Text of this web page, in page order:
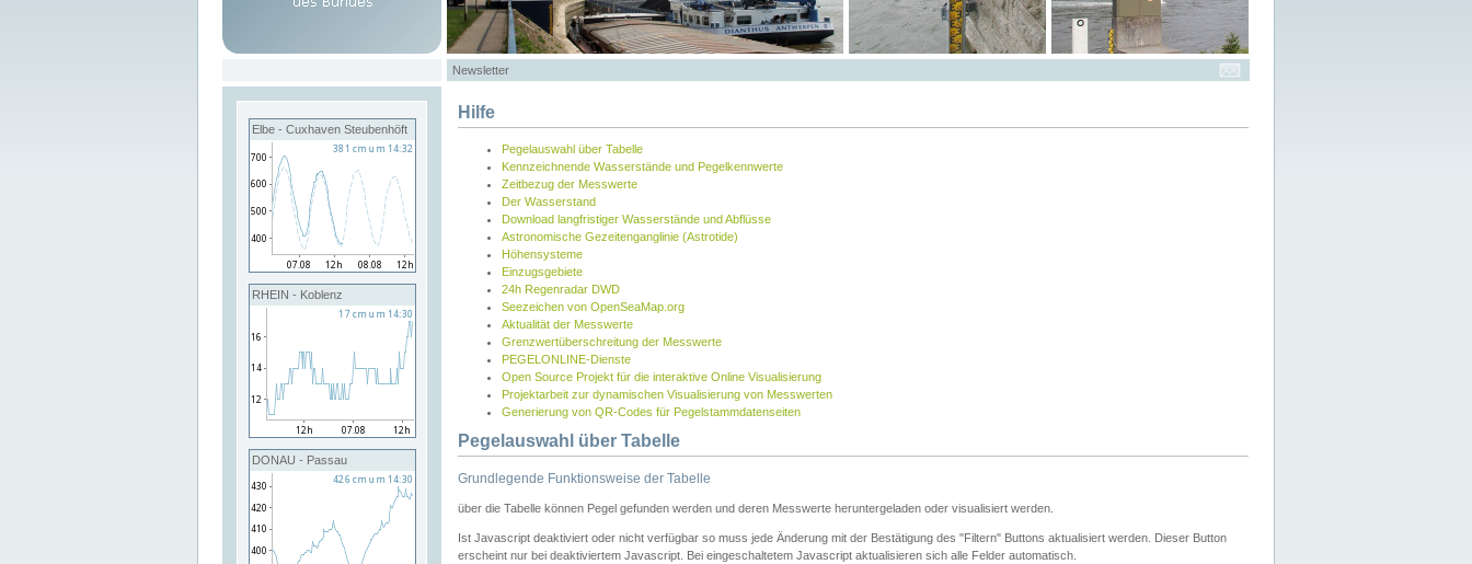
Newsletter
Elbe - Cuxhaven Steubenhöft
RHEIN - Koblenz
DONAU - Passau
Hilfe
Pegelauswahl über Tabelle
Kennzeichnende Wasserstände und Pegelkennwerte
Zeitbezug der Messwerte
Der Wasserstand
Download langfristiger Wasserstände und Abflüsse
Astronomische Gezeitenganglinie (Astrotide)
Höhensysteme
Einzugsgebiete
24h Regenradar DWD
Seezeichen von OpenSeaMap.org
Aktualität der Messwerte
Grenzwertüberschreitung der Messwerte
PEGELONLINE-Dienste
Open Source Projekt für die interaktive Online Visualisierung
Projektarbeit zur dynamischen Visualisierung von Messwerten
Generierung von QR-Codes für Pegelstammdatenseiten
Pegelauswahl über Tabelle
Grundlegende Funktionsweise der Tabelle
über die Tabelle können Pegel gefunden werden und deren Messwerte heruntergeladen oder visualisiert werden.
Ist Javascript deaktiviert oder nicht verfügbar so muss jede Änderung mit der Bestätigung des "Filtern" Buttons aktualisiert werden. Dieser Button
erscheint nur bei deaktiviertem Javascript. Bei eingeschaltetem Javascript aktualisieren sich alle Felder automatisch.